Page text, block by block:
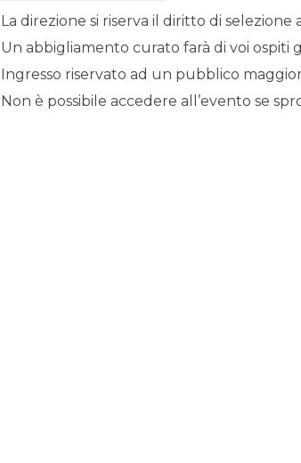
La direzione si riserva il diritto di selezione
Un abbigliamento curato farà di voi ospiti
Ingresso riservato ad un pubblico
Non è possibile accedere all’evento se